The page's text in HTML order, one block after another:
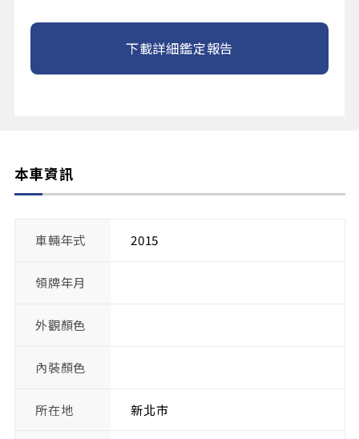
下載詳細鑑定報告
本車資訊
車輛年式 2015
領牌年月
外觀顏色
內裝顏色
所在地 新北市